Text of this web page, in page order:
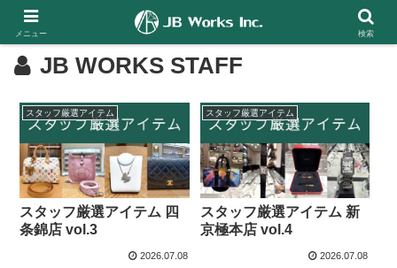
JB WORKS STAFF
スタッフ厳選アイテム
スタッフ厳選アイテム 四
条錦店 vol.3
2026.07.08
スタッフ厳選アイテム
スタッフ厳選アイテム 新
京極本店 vol.4
2026.07.08
メニュー 検索